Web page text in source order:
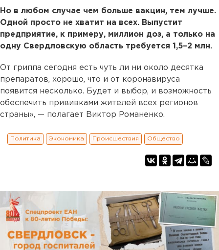
Но в любом случае чем больше вакцин, тем лучше.
Одной просто не хватит на всех. Выпустит
предприятие, к примеру, миллион доз, а только на
одну Свердловскую область требуется 1,5–2 млн.
От гриппа сегодня есть чуть ли ни около десятка
препаратов, хорошо, что и от коронавируса
появится несколько. Будет и выбор, и возможность
обеспечить прививками жителей всех регионов
страны», — полагает Виктор Романенко.
Политика Экономика Происшествия Общество